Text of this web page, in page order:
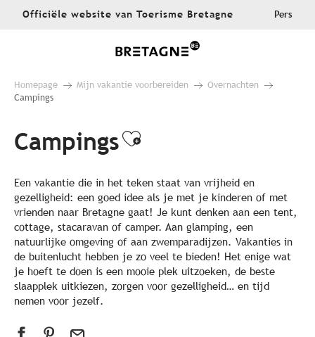
AllerOfficiële website van Toerisme Bretagne Pers
Homepage Mijn vakantie voorbereiden
Overnachten
Campings
CampingsAjouter aux
Een vakantie die in het teken staat van vrijheid en
gezelligheid: een goed idee als je met je kinderen of met
vrienden naar Bretagne gaat! Je kunt denken aan een tent,
cottage, stacaravan of camper. Aan glamping, een
natuurlijke omgeving of aan zwemparadijzen. Vakanties in
de buitenlucht hebben je zo veel te bieden! Het enige wat
je hoeft te doen is een mooie plek uitzoeken, de beste
slaapplek uitkiezen, zorgen voor gezelligheid… en tijd
nemen voor jezelf.